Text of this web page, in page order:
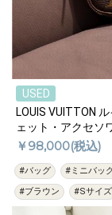
USED
LOUIS VUITTON ルイ・ヴィトン その他 アクセサリーポーチ ポシ
ェット・アクセソ
￥98,000(税込)
#バッグ #ミニバッ
#ブラウン
#Sサイズ